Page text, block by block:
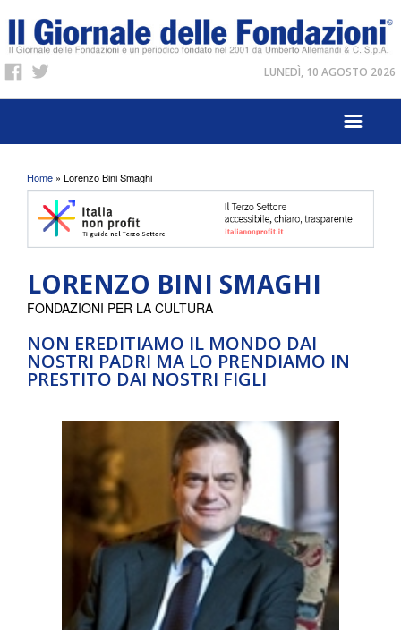
LUNEDÌ, 10 AGOSTO 2026
Tu sei qui
Home » Lorenzo Bini Smaghi
LORENZO BINI SMAGHI
NON EREDITIAMO IL MONDO DAI
NOSTRI PADRI MA LO PRENDIAMO IN
PRESTITO DAI NOSTRI FIGLI
FONDAZIONI PER LA CULTURA